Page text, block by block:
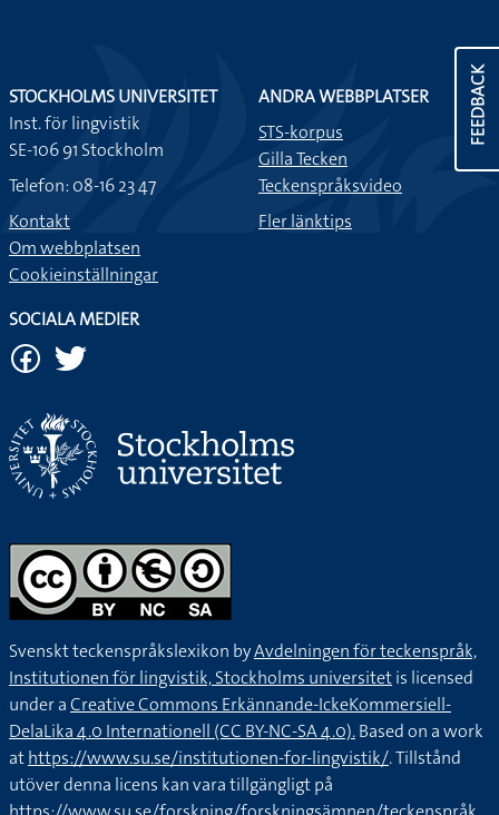
FEEDBACK
STOCKHOLMS UNIVERSITET
Inst. för lingvistik
SE-106 91 Stockholm
Telefon: 08-16 23 47
Kontakt
Om webbplatsen
Cookieinställningar
ANDRA WEBBPLATSER
STS-korpus
Gilla Tecken
Teckenspråksvideo
Fler länktips
SOCIALA MEDIER
Svenskt teckenspråkslexikon byAvdelningen för teckenspråk,
Institutionen för lingvistik, Stockholms universitetis licensed
under aCreative Commons Erkännande-IckeKommersiell-
DelaLika 4.0 Internationell (CC BY-NC-SA 4.0).Based on a work
athttps://www.su.se/institutionen-for-lingvistik/. Tillstånd
utöver denna licens kan vara tillgängligt på